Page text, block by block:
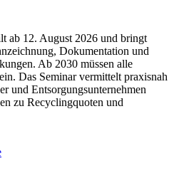
ab 12. August 2026 und bringt
Dokumentation und
Ab 2030 müssen alle
Das Seminar vermittelt praxisnah
und Entsorgungsunternehmen
zu Recyclingquoten und